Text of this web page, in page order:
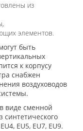
из
элементов.
быть
к корпусу
снабжен
воздуховодов
виде сменной
EU5, EU7, EU9.